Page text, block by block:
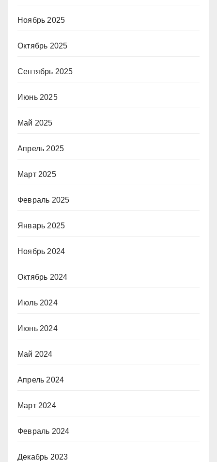
Ноябрь 2025
Октябрь 2025
Сентябрь 2025
Июнь 2025
Май 2025
Апрель 2025
Март 2025
Февраль 2025
Январь 2025
Ноябрь 2024
Октябрь 2024
Июль 2024
Июнь 2024
Май 2024
Апрель 2024
Март 2024
Февраль 2024
Декабрь 2023